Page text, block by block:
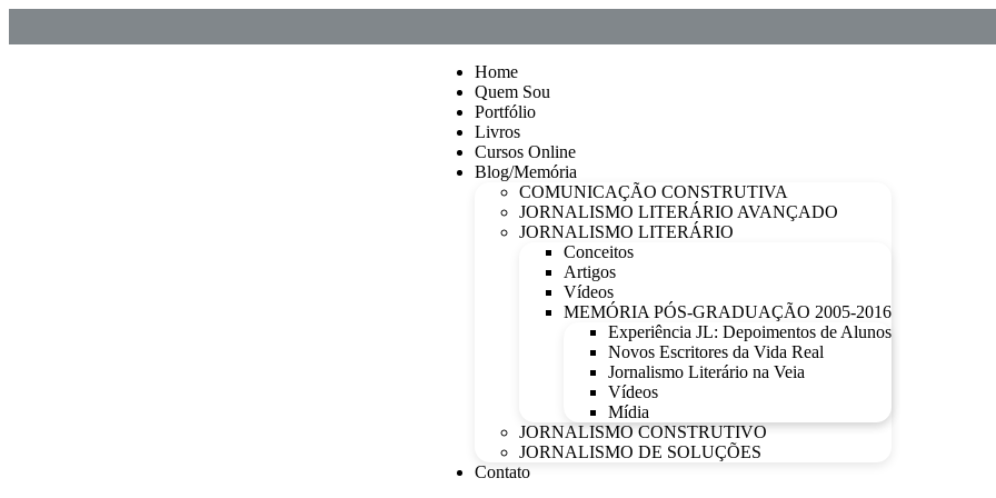
Home
Quem Sou
Portfólio
Livros
Cursos Online
Blog/Memória
COMUNICAÇÃO CONSTRUTIVA
JORNALISMO LITERÁRIO AVANÇADO
JORNALISMO LITERÁRIO
Conceitos
Artigos
Vídeos
MEMÓRIA PÓS-GRADUAÇÃO 2005-2016
Experiência JL: Depoimentos de Alunos
Novos Escritores da Vida Real
Jornalismo Literário na Veia
Vídeos
Mídia
JORNALISMO CONSTRUTIVO
JORNALISMO DE SOLUÇÕES
Contato